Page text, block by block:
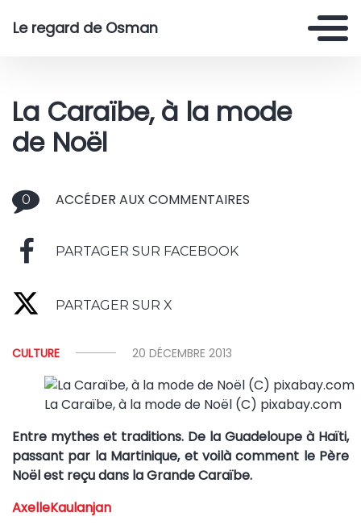
Le regard de Osman
La Caraïbe, à la mode
de Noël
0 ACCÉDER AUX COMMENTAIRES
PARTAGER SUR FACEBOOK
PARTAGER SUR X
CULTURE 20 DÉCEMBRE 2013
La Caraïbe, à la mode de Noël (C) pixabay.com
Entre mythes et traditions. De la Guadeloupe à Haïti,
passant par la Martinique, et voilà comment le Père
Noël est reçu dans la Grande Caraïbe.
AxelleKaulanjan